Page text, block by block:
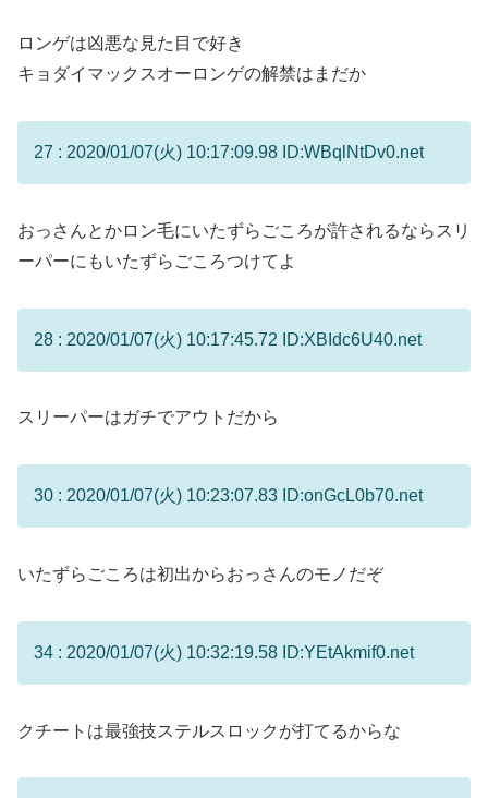
ロンゲは凶悪な見た目で好き
キョダイマックスオーロンゲの解禁はまだか
27 : 2020/01/07(火) 10:17:09.98 ID:WBqlNtDv0.net
おっさんとかロン毛にいたずらごころが許されるならスリ
ーパーにもいたずらごころつけてよ
28 : 2020/01/07(火) 10:17:45.72 ID:XBIdc6U40.net
スリーパーはガチでアウトだから
30 : 2020/01/07(火) 10:23:07.83 ID:onGcL0b70.net
いたずらごころは初出からおっさんのモノだぞ
34 : 2020/01/07(火) 10:32:19.58 ID:YEtAkmif0.net
クチートは最強技ステルスロックが打てるからな